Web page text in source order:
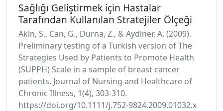
Sağlığı Geliştirmek için Hastalar
Tarafından Kullanılan Stratejiler Ölçeği
Akin, S., Can, G., Durna, Z., & Aydiner, A. (2009).
Preliminary testing of a Turkish version of The
Strategies Used by Patients to Promote Health
(SUPPH) Scale in a sample of breast cancer
patients. Journal of Nursing and Healthcare of
Chronic Illness, 1(4), 303-310.
https://doi.org/10.1111/j.752-9824.2009.01032.x